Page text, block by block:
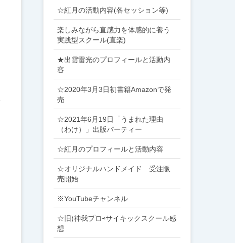
☆紅月の活動内容(各セッション等)
楽しみながら直感力を体感的に養う
実践型スクール(直楽)
★出雲雷光のプロフィールと活動内
容
☆2020年3月3日初書籍Amazonで発
売
☆2021年6月19日「うまれた理由
（わけ）」出版パーティー
☆紅月のプロフィールと活動内容
☆オリジナルハンドメイド 受注販
売開始
※YouTubeチャンネル
☆旧)神我プロ⇨サイキックスクール感
想